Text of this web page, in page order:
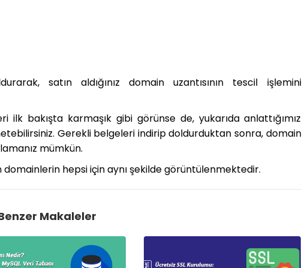
satın aldığınız domain uzantısının tescil işlemini
bakışta karmaşık gibi görünse de, yukarıda anlattığımız
Gerekli belgeleri indirip doldurduktan sonra, domain
mümkün.
hepsi için aynı şekilde görüntülenmektedir.
Makaleler